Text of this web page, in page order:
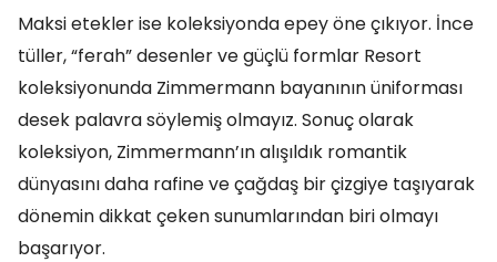
Maksi etekler ise koleksiyonda epey öne çıkıyor. İnce
tüller, “ferah” desenler ve güçlü formlar Resort
koleksiyonunda Zimmermann bayanının üniforması
desek palavra söylemiş olmayız. Sonuç olarak
koleksiyon, Zimmermann’ın alışıldık romantik
dünyasını daha rafine ve çağdaş bir çizgiye taşıyarak
dönemin dikkat çeken sunumlarından biri olmayı
başarıyor.